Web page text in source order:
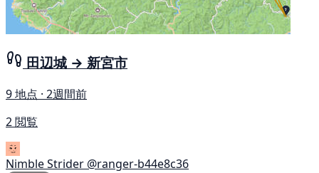
田辺城 → 新宮市
9 地点 · 2週間前
2 閲覧
Nimble Strider @ranger-b44e8c36